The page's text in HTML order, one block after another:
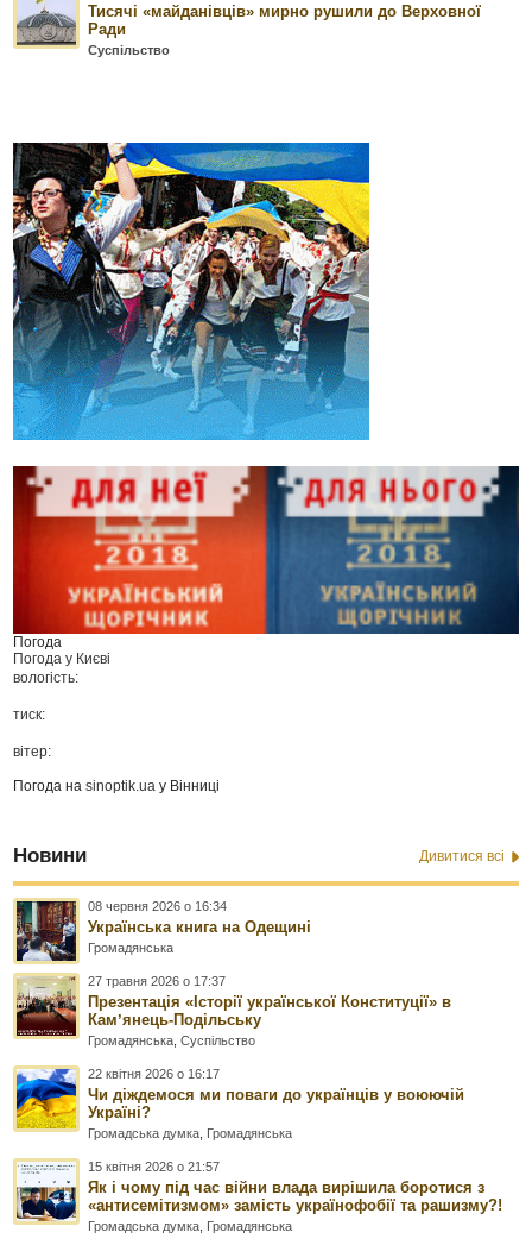
Тисячі «майданівців» мирно рушили до Верховної
Ради
Суспільство
Погода
Погода у Києві
вологість:
тиск:
вітер:
Погода наsinoptik.ua у Вінниці
Новини Дивитися всі
08 червня 2026 о 16:34
Українська книга на Одещині
Громадянська
27 травня 2026 о 17:37
Презентація «Історії української Конституції» в
Камʼянець-Подільську
Громадянська ,Суспільство
22 квітня 2026 о 16:17
Чи діждемося ми поваги до українців у воюючій
Україні?
Громадська думка Громадянська
15 квітня 2026 о 21:57
Як і чому під час війни влада вирішила боротися з
«антисемітизмом» замість українофобії та рашизму?!
Громадська думка Громадянська